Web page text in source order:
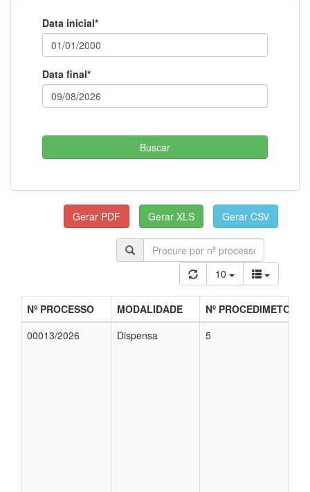
Data inicial*
Data final*
10
Nº PROCESSO MODALIDADE
Nº PROCEDIMETO
00013/2026
Dispensa 5